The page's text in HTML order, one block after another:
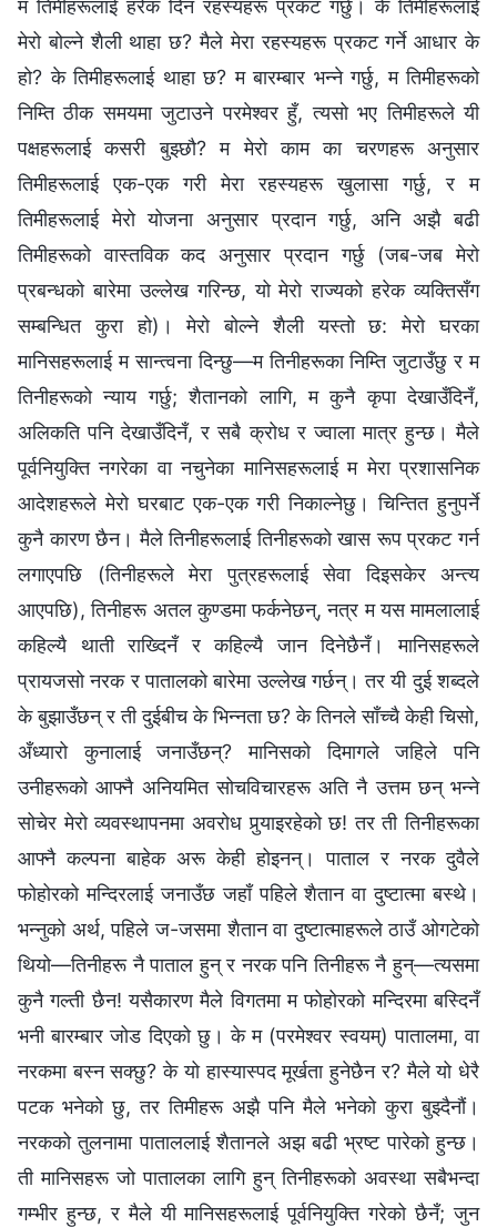
म तिमीहरूलाई हरेक दिन रहस्यहरू प्रकट गर्छु। के तिमीहरूलाई
मेरो बोल्‍ने शैली थाहा छ? मैले मेरा रहस्यहरू प्रकट गर्ने आधार के
हो? के तिमीहरूलाई थाहा छ? म बारम्‍बार भन्‍ने गर्छु, म तिमीहरूको
निम्ति ठीक समयमा जुटाउने परमेश्‍वर हुँ, त्यसो भए तिमीहरूले यी
पक्षहरूलाई कसरी बुझ्छौ? म मेरो काम का चरणहरू अनुसार
तिमीहरूलाई एक-एक गरी मेरा रहस्यहरू खुलासा गर्छु, र म
तिमीहरूलाई मेरो योजना अनुसार प्रदान गर्छु, अनि अझै बढी
तिमीहरूको वास्तविक कद अनुसार प्रदान गर्छु (जब-जब मेरो
प्रबन्धको बारेमा उल्‍लेख गरिन्छ, यो मेरो राज्यको हरेक व्यक्तिसँग
सम्‍बन्धित कुरा हो)। मेरो बोल्‍ने शैली यस्तो छ: मेरो घरका
मानिसहरूलाई म सान्त्वना दिन्छु—म तिनीहरूका निम्ति जुटाउँछु र म
तिनीहरूको न्याय गर्छु; शैतानको लागि, म कुनै कृपा देखाउँदिनँ,
अलिकति पनि देखाउँदिनँ, र सबै क्रोध र ज्वाला मात्र हुन्छ। मैले
पूर्वनियुक्ति नगरेका वा नचुनेका मानिसहरूलाई म मेरा प्रशासनिक
आदेशहरूले मेरो घरबाट एक-एक गरी निकाल्‍नेछु। चिन्तित हुनुपर्ने
कुनै कारण छैन। मैले तिनीहरूलाई तिनीहरूको खास रूप प्रकट गर्न
लगाएपछि (तिनीहरूले मेरा पुत्रहरूलाई सेवा दिइसकेर अन्त्य
आएपछि), तिनीहरू अतल कुण्‍डमा फर्कनेछन्, नत्र म यस मामलालाई
कहिल्यै थाती राख्दिनँ र कहिल्यै जान दिनेछैनँ। मानिसहरूले
प्रायजसो नरक र पातालको बारेमा उल्लेख गर्छन्। तर यी दुई शब्दले
के बुझाउँछन् र ती दुईबीच के भिन्नता छ? के तिनले साँच्चै केही चिसो,
अँध्यारो कुनालाई जनाउँछन्? मानिसको दिमागले जहिले पनि
उनीहरूको आफ्नै अनियमित सोचविचारहरू अति नै उत्तम छन् भन्‍ने
सोचेर मेरो व्यवस्थापनमा अवरोध पुर्‍याइरहेको छ! तर ती तिनीहरूका
आफ्नै कल्पना बाहेक अरू केही होइनन्। पाताल र नरक दुवैले
फोहोरको मन्दिरलाई जनाउँछ जहाँ पहिले शैतान वा दुष्टात्मा बस्थे।
भन्नुको अर्थ, पहिले ज-जसमा शैतान वा दुष्टात्माहरूले ठाउँ ओगटेको
थियो—तिनीहरू नै पाताल हुन् र नरक पनि तिनीहरू नै हुन्—त्यसमा
कुनै गल्ती छैन! यसैकारण मैले विगतमा म फोहोरको मन्दिरमा बस्दिनँ
भनी बारम्बार जोड दिएको छु। के म (परमेश्‍वर स्वयम्‌) पातालमा, वा
नरकमा बस्न सक्छु? के यो हास्यास्पद मूर्खता हुनेछैन र? मैले यो धेरै
पटक भनेको छु, तर तिमीहरू अझै पनि मैले भनेको कुरा बुझ्दैनौं।
नरकको तुलनामा पाताललाई शैतानले अझ बढी भ्रष्ट पारेको हुन्छ।
ती मानिसहरू जो पातालका लागि हुन् तिनीहरूको अवस्था सबैभन्दा
गम्भीर हुन्छ, र मैले यी मानिसहरूलाई पूर्वनियुक्ति गरेको छैनँ; जुन